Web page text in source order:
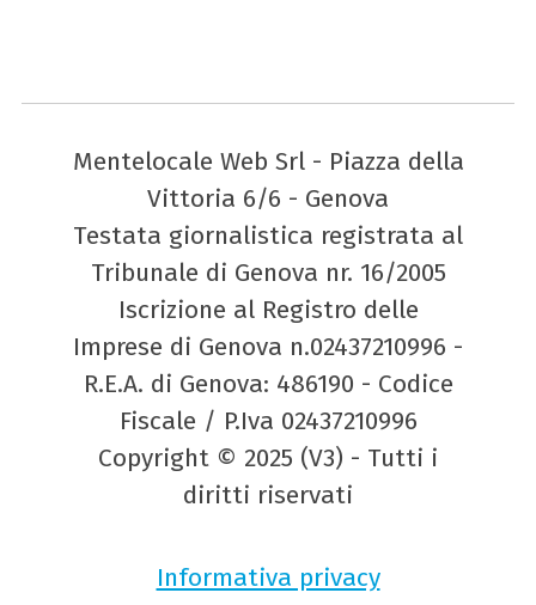
Mentelocale Web Srl - Piazza della
Vittoria 6/6 - Genova
Testata giornalistica registrata al
Tribunale di Genova nr. 16/2005
Iscrizione al Registro delle
Imprese di Genova n.02437210996 -
R.E.A. di Genova: 486190 - Codice
Fiscale / P.Iva 02437210996
Copyright © 2025 (V3) - Tutti i
diritti riservati
Informativa privacy